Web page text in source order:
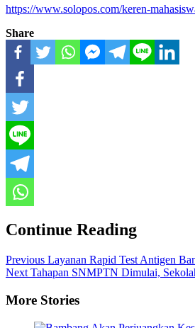
https://www.solopos.com/keren-
Share
Continue Reading
Previous Layanan Rapid Test Antigen
Next Tahapan SNMPTN Dimulai,
More Stories